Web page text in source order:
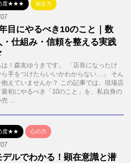
度★★★ 知る力
目にやるべき10のこと｜数
・仕組み・信頼を整える実践
は！森友ゆうきです。 「店長になったけ
ら手をつけたらいいかわからない…」 そん
抱えていませんか？ この記事では、現場店
初にやるべき「10のこと」を、私自身の
売 ...
度★★ 心の力
デルでわかる！顕在意識と潜